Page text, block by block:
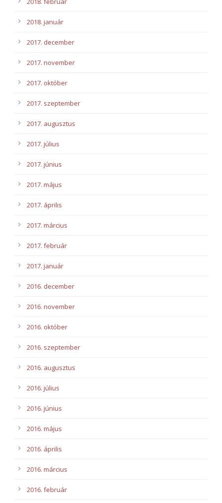
2018. január
2017. december
2017. november
2017. október
2017. szeptember
2017. augusztus
2017. július
2017. június
2017. május
2017. április
2017. március
2017. február
2017. január
2016. december
2016. november
2016. október
2016. szeptember
2016. augusztus
2016. július
2016. június
2016. május
2016. április
2016. március
2016. február